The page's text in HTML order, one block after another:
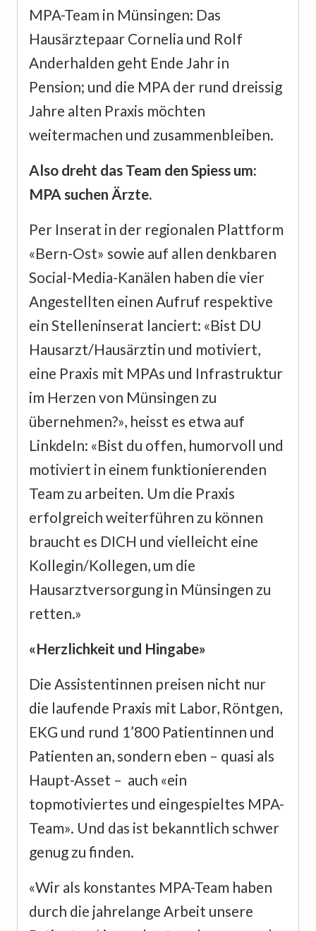
MPA-Team in Münsingen: Das
Hausärztepaar Cornelia und Rolf
Anderhalden geht Ende Jahr in
Pension; und die MPA der rund dreissig
Jahre alten Praxis möchten
weitermachen und zusammenbleiben.
Also dreht das Team den Spiess um:
MPA suchen Ärzte.
Per Inserat in der regionalen Plattform
«Bern-Ost» sowie auf allen denkbaren
Social-Media-Kanälen haben die vier
Angestellten einen Aufruf respektive
ein Stelleninserat lanciert: «Bist DU
Hausarzt/Hausärztin und motiviert,
eine Praxis mit MPAs und Infrastruktur
im Herzen von Münsingen zu
übernehmen?», heisst es etwa auf
LinkdeIn: «Bist du offen, humorvoll und
motiviert in einem funktionierenden
Team zu arbeiten. Um die Praxis
erfolgreich weiterführen zu können
braucht es DICH und vielleicht eine
Kollegin/Kollegen, um die
Hausarztversorgung in Münsingen zu
retten.»
«Herzlichkeit und Hingabe»
Die Assistentinnen preisen nicht nur
die laufende Praxis mit Labor, Röntgen,
EKG und rund 1’800 Patientinnen und
Patienten an, sondern eben – quasi als
Haupt-Asset – auch «ein
topmotiviertes und eingespieltes MPA-
Team». Und das ist bekanntlich schwer
genug zu finden.
«Wir als konstantes MPA-Team haben
durch die jahrelange Arbeit unsere